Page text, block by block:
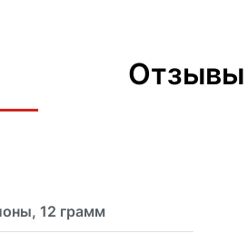
Отзывы
12 грамм